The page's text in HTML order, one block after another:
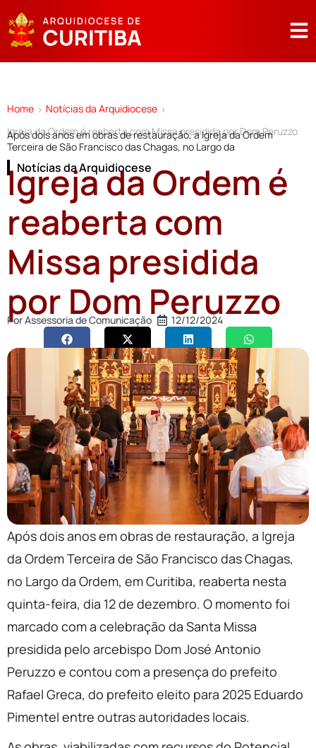
Home > Notícias da Arquidiocese >
Igreja da Ordem é reaberta com Missa presidida por Dom Peruzzo
Após dois anos em obras de restauração, a Igreja da Ordem
Terceira de São Francisco das Chagas, no Largo da
Notícias da Arquidiocese
Igreja da Ordem é
reaberta com
Missa presidida
por Dom Peruzzo
PorAssessoria de Comunicação 12/12/2024
Após dois anos em obras de restauração, a Igreja
da Ordem Terceira de São Francisco das Chagas,
no Largo da Ordem, em Curitiba, reaberta nesta
quinta-feira, dia 12 de dezembro. O momento foi
marcado com a celebração da Santa Missa
presidida pelo arcebispo Dom José Antonio
Peruzzo e contou com a presença do prefeito
Rafael Greca, do prefeito eleito para 2025 Eduardo
Pimentel entre outras autoridades locais.